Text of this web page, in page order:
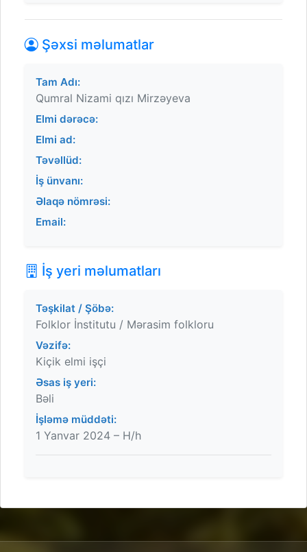
Şəxsi məlumatlar
Tam Adı:
Qumral Nizami qızı Mirzəyeva
Elmi dərəcə:
Elmi ad:
Təvəllüd:
İş ünvanı:
Əlaqə nömrəsi:
Email:
İş yeri məlumatları
Təşkilat / Şöbə:
Folklor İnstitutu / Mərasim folkloru
Vəzifə:
Kiçik elmi işçi
Əsas iş yeri:
Bəli
İşləmə müddəti:
1 Yanvar 2024 – H/h